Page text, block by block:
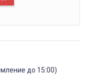
до 15:00)